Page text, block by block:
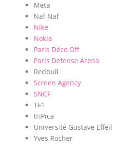
Meta
Naf Naf
Nike
Nokia
Paris Déco Off
Paris Defense Arena
Redbull
Screen Agency
SNCF
TF1
triPica
Université Gustave Effeil
Yves Rocher